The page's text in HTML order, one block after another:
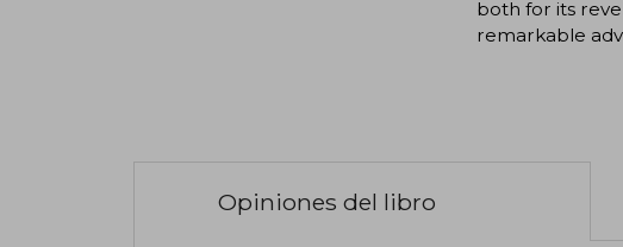
both for its
remarkable
Opiniones del libro